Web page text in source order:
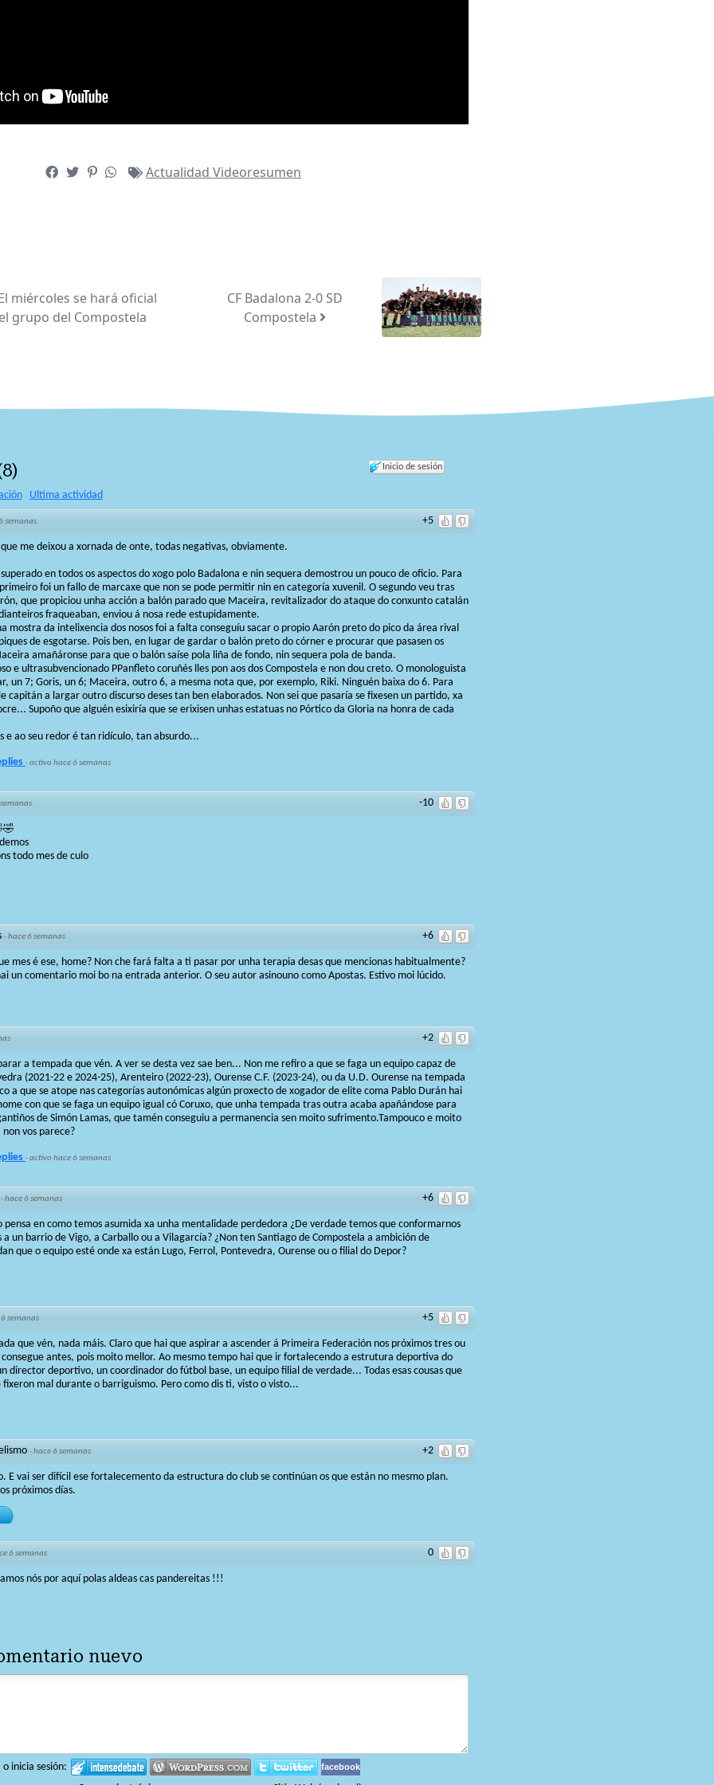
ActualidadVideoresumen
miércoles se hará oficial
grupo del Compostela
CF Badalona 2-0 SD
Compostela
Inicio de sesión
8)
Ultima actividad
+5
semanas
me deixou a xornada de onte, todas negativas, obviamente.
en todos os aspectos do xogo polo Badalona e nin sequera demostrou un pouco de oficio. Para
foi un fallo de marcaxe que non se pode permitir nin en categoría xuvenil. O segundo veu tras
que propiciou unha acción a balón parado que Maceira, revitalizador do ataque do conxunto catalán
fraqueaban, enviou á nosa rede estupidamente.
mostra da intelixencia dos nosos foi a falta conseguíu sacar o propio Aarón preto do pico da área rival
de esgotarse. Pois ben, en lugar de gardar o balón preto do córner e procurar que pasasen os
amañáronse para que o balón saíse pola liña de fondo, nin sequera pola de banda.
e ultrasubvencionado PPanfleto coruñés lles pon aos dos Compostela e non dou creto. O monologuista
un 7; Goris, un 6; Maceira, outro 6, a mesma nota que, por exemplo, Riki. Ninguén baixa do 6. Para
capitán a largar outro discurso deses tan ben elaborados. Non sei que pasaría se fixesen un partido, xa
Supoño que alguén esixiría que se erixisen unhas estatuas no Pórtico da Gloria na honra de cada
e ao seu redor é tan ridículo, tan absurdo...
·activo hace 6 semanas
-10
todo mes de culo
+6
·hace 6 semanas
mes é ese, home? Non che fará falta a ti pasar por unha terapia desas que mencionas habitualmente?
un comentario moi bo na entrada anterior. O seu autor asinouno como Apostas. Estivo moi lúcido.
+2
a tempada que vén. A ver se desta vez sae ben... Non me refiro a que se faga un equipo capaz de
(2021-22 e 2024-25), Arenteiro (2022-23), Ourense C.F. (2023-24), ou da U.D. Ourense na tempada
a que se atope nas categorías autonómicas algún proxecto de xogador de elite coma Pablo Durán hai
con que se faga un equipo igual có Coruxo, que unha tempada tras outra acaba apañándose para
de Simón Lamas, que tamén conseguiu a permanencia sen moito sufrimento.Tampouco e moito
vos parece?
·activo hace 6 semanas
+6
·hace 6 semanas
pensa en como temos asumida xa unha mentalidade perdedora ¿De verdade temos que conformarnos
un barrio de Vigo, a Carballo ou a Vilagarcía? ¿Non ten Santiago de Compostela a ambición de
que o equipo esté onde xa están Lugo, Ferrol, Pontevedra, Ourense ou o filial do Depor?
+5
semanas
que vén, nada máis. Claro que hai que aspirar a ascender á Primeira Federación nos próximos tres ou
consegue antes, pois moito mellor. Ao mesmo tempo hai que ir fortalecendo a estrutura deportiva do
director deportivo, un coordinador do fútbol base, un equipo filial de verdade... Todas esas cousas que
fixeron mal durante o barriguismo. Pero como dis ti, visto o visto...
+2
·hace 6 semanas
E vai ser difícil ese fortalecemento da estructura do club se continúan os que están no mesmo plan.
próximos días.
0
6 semanas
nós por aquí polas aldeas cas pandereitas !!!
nuevo
inicia sesión: facebook